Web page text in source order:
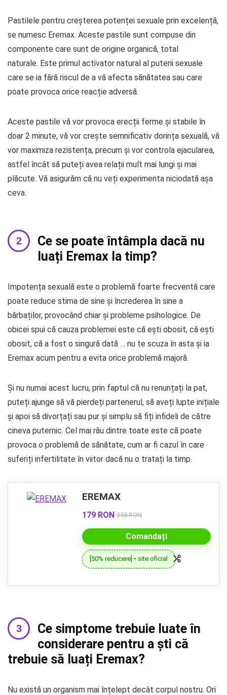
Pastilele pentru creșterea potenței sexuale prin excelență,
se numesc Eremax. Aceste pastile sunt compuse din
componente care sunt de origine organică, total
naturale. Este primul activator natural al puterii sexuale
care se ia fără riscul de a vă afecta sănătatea sau care
poate provoca orice reacție adversă.
Aceste pastile vă vor provoca erecții ferme și stabile în
doar 2 minute, vă vor crește semnificativ dorința sexuală, vă
vor maximiza rezistența, precum și vor controla ejacularea,
astfel încât să puteți avea relații mult mai lungi și mai
plăcute. Vă asigurăm că nu veți experimenta niciodată așa
ceva.
Ce se poate întâmpla dacă nu
luați Eremax la timp?
Impotența sexuală este o problemă foarte frecventă care
poate reduce stima de sine și încrederea în sine a
bărbaților, provocând chiar și probleme psihologice. De
obicei spui că cauza problemei este că ești obosit, că ești
obosit, că a fost o singură dată … nu te scuza în asta și ia
Eremax acum pentru a evita orice problemă majoră.
Și nu numai acest lucru, prin faptul că nu renunțați la pat,
puteți ajunge să vă pierdeți partenerul, să aveți lupte inițiale
și apoi să divorțați sau pur și simplu să fiți infideli de către
cineva puternic. Cel mai rău dintre toate este că poate
provoca o problemă de sănătate, cum ar fi cazul în care
suferiți infertilitate în viitor dacă nu o tratați la timp.
EREMAX
179 RON 358 RON
Comandați
[50% reducere] • site oficial
Ce simptome trebuie luate în
considerare pentru a ști că
trebuie să luați Eremax?
Nu există un organism mai înțelept decât corpul nostru. Ori